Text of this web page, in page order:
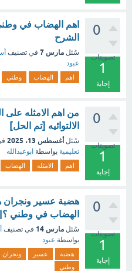
0
تصويتات
1
إجابة
اهم الهضاب في
الشرح
سُئل مارس 7 في تصنيف
عبود
اهم الهضاب وطني
0
تصويتات
1
إجابة
من اهم الامثله على
الالتوائيه [تم الحل]
سُئل أغسطس 13، 2025
تعليمية بواسطة ابوعبدالله
اهم الامثله الهضاب
0
تصويتات
1
إجابة
هضبة عسير ونجران
الهضاب في وطني
سُئل مارس 14 في تصنيف
بواسطة عبود
هضبة عسير ونجران
وطني